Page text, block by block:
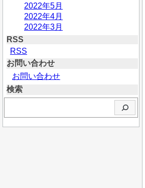
2022年5月
2022年4月
2022年3月
RSS
RSS
お問い合わせ
お問い合わせ
検索